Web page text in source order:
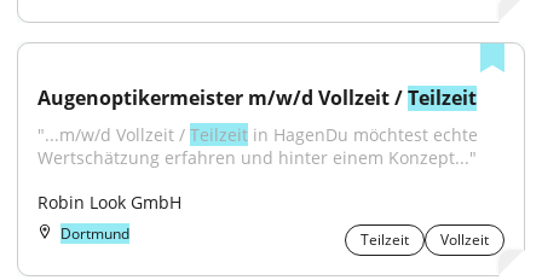
Augenoptikermeister m/w/d Vollzeit / Teilzeit
"...m/w/d Vollzeit / Teilzeit in HagenDu möchtest echte
Wertschätzung erfahren und hinter einem Konzept..."
Robin Look GmbH
Dortmund Teilzeit Vollzeit